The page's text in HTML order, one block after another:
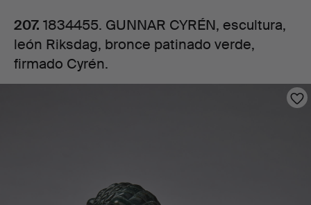
verde,
firmado
Cyrén.
207. 1834455. GUNNAR CYRÉN, escultura,
león Riksdag, bronce patinado verde,
firmado Cyrén.